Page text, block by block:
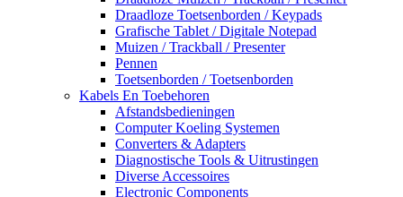
Draadloze Toetsenborden / Keypads
Grafische Tablet / Digitale Notepad
Muizen / Trackball / Presenter
Pennen
Toetsenborden / Toetsenborden
Kabels En Toebehoren
Afstandsbedieningen
Computer Koeling Systemen
Converters & Adapters
Diagnostische Tools & Uitrustingen
Diverse Accessoires
Electronic Components